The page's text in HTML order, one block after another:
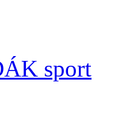
sport